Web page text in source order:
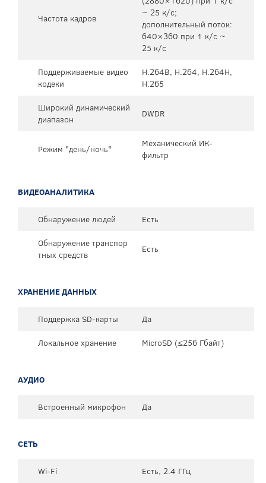
Частота кадров
~ 25 к/с;
дополнительный поток:
640×360 при 1 к/с ~
25 к/с
Поддерживаемые видео
кодеки
H.264B, H.264, H.264H,
H.265
Широкий динамический
диапазон
DWDR
Режим "день/ночь"
Механический ИК-
фильтр
ВИДЕОАНАЛИТИКА
Обнаружение людей
Есть
Обнаружение транспор
тных средств
Есть
ХРАНЕНИЕ ДАННЫХ
Поддержка SD-карты
Да
Локальное хранение
MicroSD (≤256 Гбайт)
АУДИО
Встроенный микрофон Да
СЕТЬ
Wi-Fi
Есть, 2.4 ГГц